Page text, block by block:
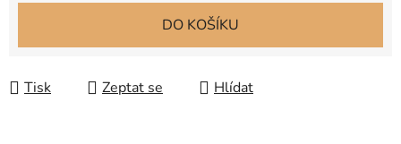
DO KOŠÍKU
Tisk Zeptat se Hlídat